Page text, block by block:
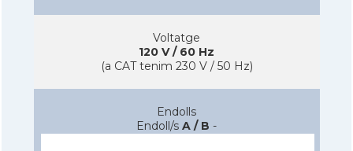
Voltatge
120 V / 60 Hz
(a CAT tenim 230 V / 50 Hz)
Endolls
Endoll/s A / B -